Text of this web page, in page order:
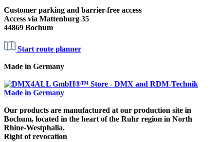
Customer parking and barrier-free access
Access via Mattenburg 35
44869 Bochum
Start route planner
Made in Germany
Our products are manufactured at our production site in
Bochum, located in the heart of the Ruhr region in North
Rhine-Westphalia.
Right of revocation